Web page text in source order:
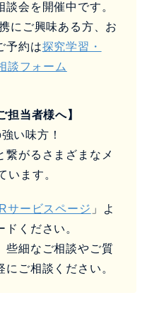
会を開催中です。
にご興味ある方、お
予約は探究学習・
談フォーム
担当者様へ】
い味方！
繋がるさまざまなメ
います。
サービスページ 」よ
ドください。
些細なご相談やご質
ご相談ください。